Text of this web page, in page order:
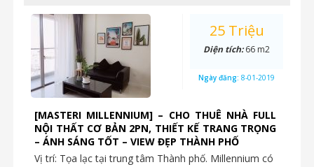
[MASTERI MILLENNIUM] – CHO THUÊ NHÀ FULL
NỘI THẤT CƠ BẢN 2PN, THIẾT KẾ TRANG TRỌNG
– ÁNH SÁNG TỐT – VIEW ĐẸP THÀNH PHỐ
Vị trí: Tọa lạc tại trung tâm Thành phố. Millennium có
25 Triệu
Diện tích:66 m2
Ngày đăng: 8-01-2019